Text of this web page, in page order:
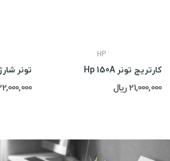
22,000,000
HP
کارتریج تونر Hp 150A
21,000,000 ریال